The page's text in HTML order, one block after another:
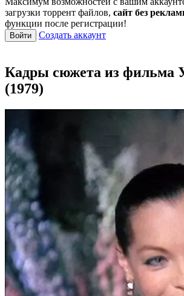
загрузки торрент файлов, сайт без
функции после регистрации!
Войти Создать аккаунт
Кадры сюжета из фильма
(1979)